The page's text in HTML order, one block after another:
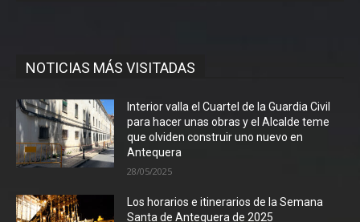
NOTICIAS MÁS VISITADAS
Interior valla el Cuartel de la Guardia Civil
para hacer unas obras y el Alcalde teme
que olviden construir uno nuevo en
Antequera
28/05/2025
Los horarios e itinerarios de la Semana
Santa de Antequera de 2025